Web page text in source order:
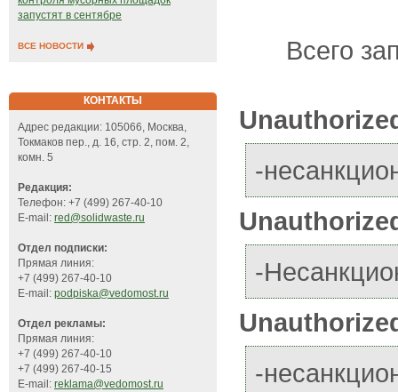
запустят в сентябре
ВСЕ НОВОСТИ
КОНТАКТЫ
Адрес редакции: 105066, Москва,
Токмаков пер., д. 16, стр. 2, пом. 2,
комн. 5
Редакция:
Телефон: +7 (499) 267-40-10
E-mail: red@solidwaste.ru
Отдел подписки:
Прямая линия:
+7 (499) 267-40-10
E-mail: podpiska@vedomost.ru
Отдел рекламы:
Прямая линия:
+7 (499) 267-40-10
+7 (499) 267-40-15
E-mail: reklama@vedomost.ru
Всего
-
-
-